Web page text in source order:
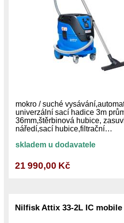
mokro / suché
univerzální sací hadice 3m
36mm,štěrbinová hubice,
náředí,sací hubice,filtrační…
skladem u dodavatele
21 990,00 Kč
Nilfisk Attix 33-2L IC mobile